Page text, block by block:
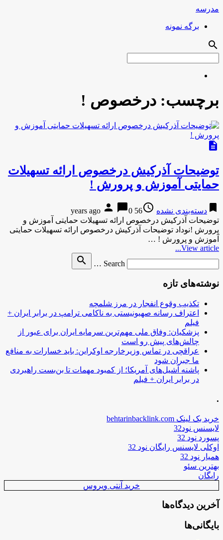
مدرسه
برگه نمونه
search
برچسب: درخصوص !
description
توضیحات آذرکیش درخصوص ارائه تسهیلات
حمایتی آموزش و پرورش !
bookmark دسته‌بندی نشده access_time
56 years ago
person chat_bubble0
توضیحات آذرکیش درخصوص ارائه تسهیلات حمایتی آموزش و
پرورش !نوداد توضیحات آذرکیش درخصوص ارائه تسهیلات حمایتی
آموزش و پرورش ! …
View article...
Search …
search
نوشته‌های تازه
تکذیب وقوع انفجار در مرز شلمچه
اعتراف رسانه صهیونیستی به ناکامی ترامپ در برابر ایران +
فیلم
پزشکیان: وفاق ملی مهم‌ترین سرمایه ایران برای عبور از
چالش‌های پیش رو است
عراقچی در تماس وزیرخارجه اوکراین: باید خسارات به منافع
ما جبران شود
پاشنه آشیل‌های آمریکا؛ از کمبود مهمات تا بن‌بست راهبردی
در برابر ایران + فیلم
.
خرید بک لینک behtarinbacklink.com
لایسنس نود32
پسورد نود 32
اوکلی لایسنس رایگان نود 32
همیار نود 32
بهترین سئو
رایگان
خرید آنتی ویروس
آخرین دیدگاه‌ها
بایگانی‌ها